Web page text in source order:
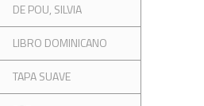
DE POU, SILVIA
LIBRO DOMINICANO
TAPA SUAVE